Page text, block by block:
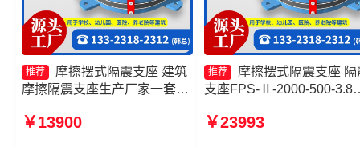
推荐
摩擦摆式隔震支座 建筑
摩擦隔震支座生产厂家一套生
摆隔震支座FPSII-3000-300-
￥13900
推荐
摩擦摆式隔震支座 隔
支座FPS-Ⅱ-2000-500-3.8
摩擦摆隔震支座FPSII-
￥23993